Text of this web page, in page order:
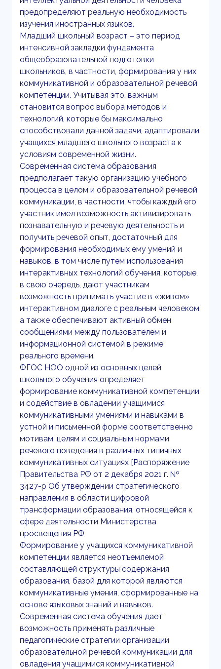
предопределяют реальную необходимость
изучения иностранных языков.
Младший школьный возраст ‒ это период
интенсивной закладки фундамента
общеобразовательной подготовки
школьников, в частности, формирования у них
коммуникативной и образовательной речевой
компетенции. Учитывая это, важным
становится вопрос выбора методов и
технологий, которые бы максимально
способствовали данной задачи, адаптировали
учащихся младшего школьного возраста к
условиям современной жизни.
Современная система образования
предполагает такую организацию учебного
процесса в целом и образовательной речевой
коммуникации, в частности, чтобы каждый его
участник имел возможность активизировать
познавательную и речевую деятельность и
получить речевой опыт, достаточный для
формирования необходимых ему умений и
навыков, в том числе путем использования
интерактивных технологий обучения, которые,
в свою очередь, дают участникам
возможность принимать участие в «живом»
интерактивном диалоге с реальным человеком,
а также обеспечивают активный обмен
сообщениями между пользователем и
информационной системой в режиме
реального времени.
ФГОС НОО одной из основных целей
школьного обучения определяет
формирование коммуникативной компетенции
и содействие в овладении учащимися
коммуникативными умениями и навыками в
устной и письменной форме соответственно
мотивам, целям и социальным нормами
речевого поведения в различных типичных
коммуникативных ситуациях [Распоряжение
Правительства РФ от 2 декабря 2021 г. №
3427-р Об утверждении стратегического
направления в области цифровой
трансформации образования, относящейся к
сфере деятельности Министерства
просвещения РФ
Формирование у учащихся коммуникативной
компетенции является неотъемлемой
составляющей структуры содержания
образования, базой для которой являются
коммуникативные умения, сформированные на
основе языковых знаний и навыков.
Современная система обучения дает
возможность применять различные
педагогические стратегии организации
образовательной речевой коммуникации для
овладения учащимися коммуникативной